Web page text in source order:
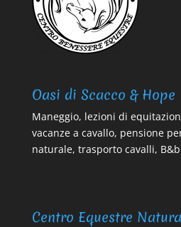
Oasi di Scacco & Hope
Maneggio, lezioni di
vacanze a cavallo, pensione
naturale, trasporto cavalli,
Centro Equestre